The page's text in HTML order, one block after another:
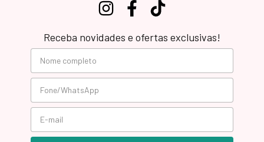
Receba novidades e ofertas exclusivas!